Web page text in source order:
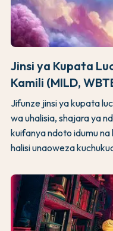
Jinsi ya Kupata
Kamili (MILD,
Jifunze jinsi ya kupata
wa uhalisia, shajara ya
kuifanya ndoto idumu
halisi unaoweza